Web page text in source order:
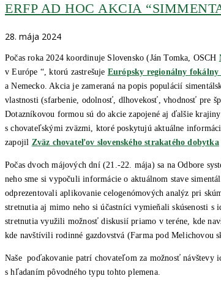
ERFP AD HOC AKCIA
28. mája 2024
Počas roka 2024 koordinuje Slovensko (Ján Tomka, OSCH
v Európe “, ktorú zastrešuje Európsky regionálny fokálny
a Nemecko. Akcia je zameraná na popis populácií
vlastnosti (sfarbenie, odolnosť, dlhovekosť, vhodnosť pre
Dotazníkovou formou sú do akcie zapojené aj ďalšie
s chovateľskými zväzmi, ktoré poskytujú aktuálne
zapojil Zväz chovateľov slovenského strakatého dobytka
Počas dvoch májových dní (21.-22. mája) sa na Odbore
neho sme si vypočuli informácie o aktuálnom stave
odprezentovali aplikovanie celogenómových analýz pri
stretnutia aj mimo neho si účastníci vymieňali skúsenosti
stretnutia využili možnosť diskusií priamo v teréne, kde
kde navštívili rodinné gazdovstvá (Farma pod Melichovou
Naše poďakovanie patrí chovateľom za možnosť
s hľadaním pôvodného typu tohto plemena.